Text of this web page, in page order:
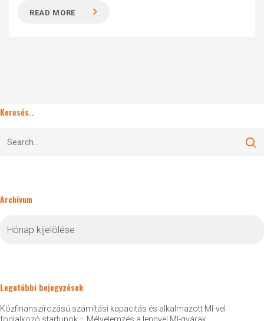
READ MORE
Keresés..
Archívum
Legutóbbi bejegyzések
Közfinanszírozású számítási kapacitás és alkalmazott MI-vel